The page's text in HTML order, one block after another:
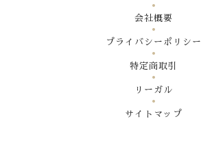
会社概要
プライバシーポリシー
特定商取引
リーガル
サイトマップ